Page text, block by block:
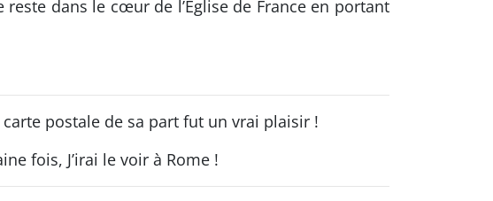
dans le cœur de l’Église de France en portant
postale de sa part fut un vrai plaisir !
fois, J’irai le voir à Rome !